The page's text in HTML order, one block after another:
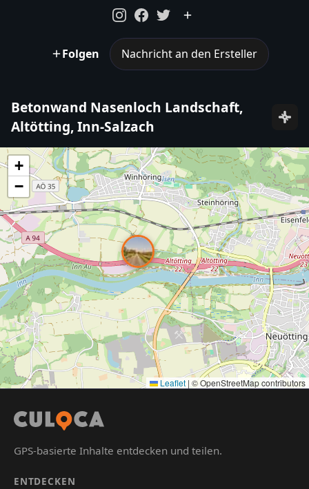
Folgen Nachricht an den Ersteller
Betonwand Nasenloch Landschaft,
Altötting, Inn-Salzach
+
−
Leaflet | © OpenStreetMap contributors
GPS-basierte Inhalte entdecken und teilen.
ENTDECKEN